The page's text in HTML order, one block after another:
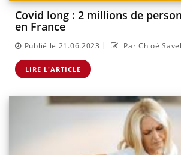
Covid long : 2 millions de
en France
Publié le 21.06.2023 | Par Chloé
LIRE L'ARTICLE